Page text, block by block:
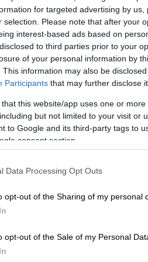
for targeted advertising by
selection. Please note that after your
interest-based ads based on
to third parties prior to your
of your personal information by
This information may also be
Participants that may further disclose
that this website/app uses one or
but not limited to your visit or
to Google and its third-party tags to
consent section.
Data Processing Opt Outs
opt-out of the Sharing of my personal
opt-out of the Sale of my Personal
για το γεγονός
της. Μάλιστα, η
ομόφωνα- την
η ομάδα των
στην ομάδα
πρόσωπα. Πρέπει
δεσμευτική για τα
ΠΑΟΚ που είχε
αναφέρει τα εξής:
για παραβίαση των
με το
1, 2 ν.2725/1999, όπως
4 παρ.10 ν.4809/2021.